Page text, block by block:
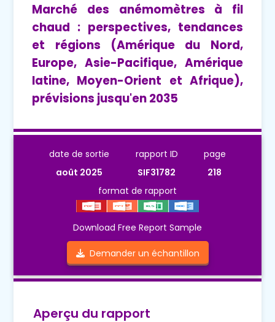
Marché des anémomètres à fil
chaud : perspectives, tendances
et régions (Amérique du Nord,
Europe, Asie-Pacifique, Amérique
latine, Moyen-Orient et Afrique),
prévisions jusqu'en 2035
date de sortie
août 2025
rapport ID
SIF31782
page
218
format de rapport
Download Free Report Sample
Demander un échantillon
Aperçu du rapport